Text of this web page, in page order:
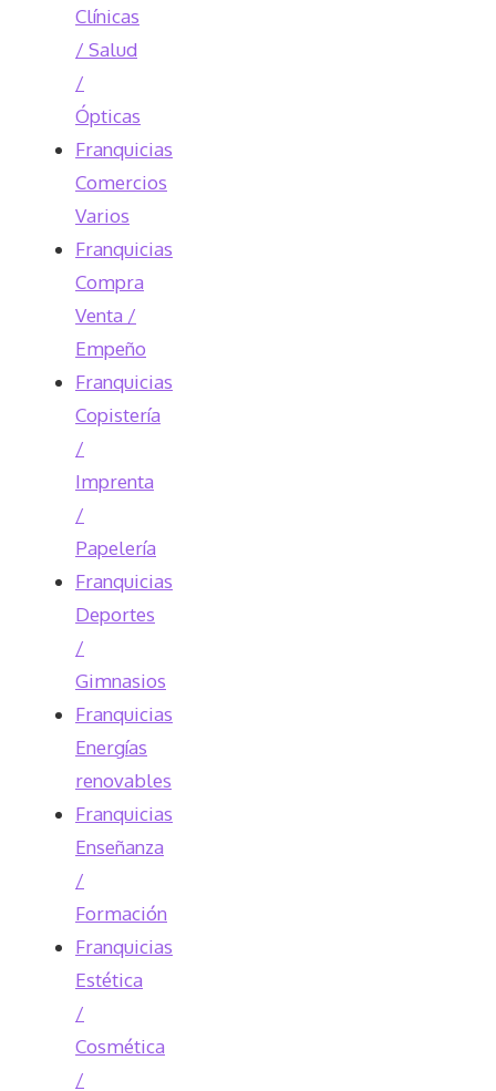
Clínicas
/ Salud
/
Ópticas
Franquicias
Comercios
Varios
Franquicias
Compra
Venta /
Empeño
Franquicias
Copistería
/
Imprenta
/
Papelería
Franquicias
Deportes
/
Gimnasios
Franquicias
Energías
renovables
Franquicias
Enseñanza
/
Formación
Franquicias
Estética
/
Cosmética
/